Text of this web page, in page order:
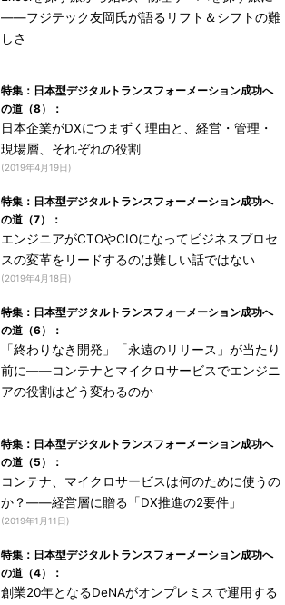
――フジテック友岡氏が語るリフト＆シフトの難
しさ
特集：日本型デジタルトランスフォーメーション成功へ
の道（8）：
日本企業がDXにつまずく理由と、経営・管理・
現場層、それぞれの役割
(2019年4月19日)
特集：日本型デジタルトランスフォーメーション成功へ
の道（7）：
エンジニアがCTOやCIOになってビジネスプロセ
スの変革をリードするのは難しい話ではない
(2019年4月18日)
特集：日本型デジタルトランスフォーメーション成功へ
の道（6）：
「終わりなき開発」「永遠のリリース」が当たり
前に――コンテナとマイクロサービスでエンジニ
アの役割はどう変わるのか
特集：日本型デジタルトランスフォーメーション成功へ
の道（5）：
コンテナ、マイクロサービスは何のために使うの
か？――経営層に贈る「DX推進の2要件」
(2019年1月11日)
特集：日本型デジタルトランスフォーメーション成功へ
の道（4）：
創業20年となるDeNAがオンプレミスで運用する